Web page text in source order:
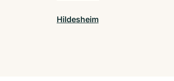
Hildesheim